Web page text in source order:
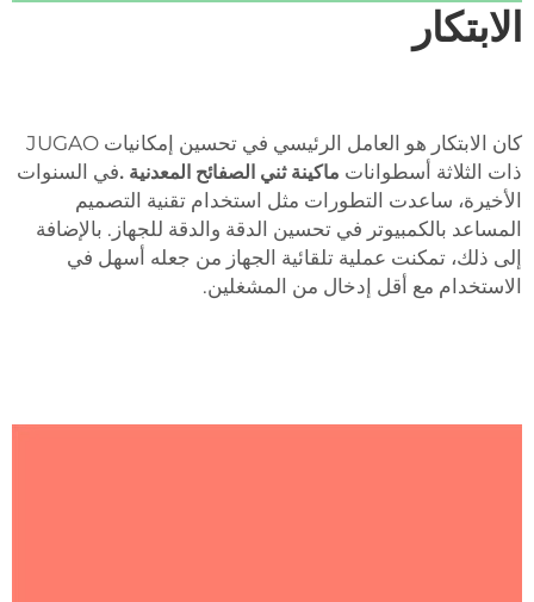
الابتكار
كان الابتكار هو العامل الرئيسي في تحسين إمكانيات JUGAO
ذات الثلاثة أسطوانات ماكينة ثني الصفائح المعدنية .في السنوات
الأخيرة، ساعدت التطورات مثل استخدام تقنية التصميم
المساعد بالكمبيوتر في تحسين الدقة والدقة للجهاز. بالإضافة
إلى ذلك، تمكنت عملية تلقائية الجهاز من جعله أسهل في
الاستخدام مع أقل إدخال من المشغلين.